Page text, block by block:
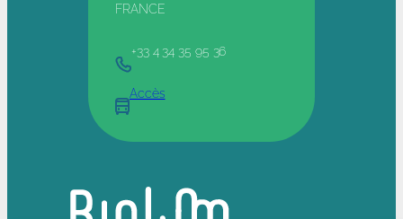
FRANCE
+33 4 34 35 95 36
Accès